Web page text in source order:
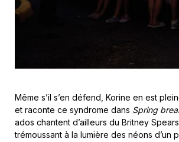
Même s’il s’en défend, Korine en est
et raconte ce syndrome dans Spring
ados chantent d’ailleurs du Britney
trémoussant à la lumière des néons d’un